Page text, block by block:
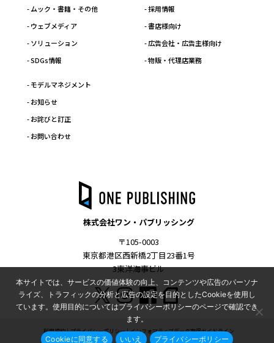
- ムック・書籍・その他
- ウェブメディア
- ソリューション
- SDGs情報
- 採用情報
- 書店様向け
- 広告会社・広告主様向け
- 物販・代理店業務
- モデルマネジメント
- お知らせ
- お詫びと訂正
- お問い合わせ
株式会社ワン・パブリッシング
〒105-0003
東京都港区西新橋2丁目23番1号
3東洋海事ビル
利用規約 プライバシーポリシー インフォマティブデータ取得ガイドライン
本サイトでは、サービスの価値体験の向上、コンテンツや広告のパーソナ
ライズ、トラフィックの分析と広告の設定を目的としたCookieを使用し
ています。使用目的についてはプライバシーポリシーのページで確認でき
ます。
Cookieに同意する いいえ プライバシーポリシー